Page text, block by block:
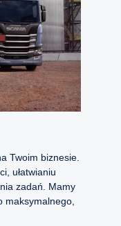
Twoim biznesie.
ułatwianiu
zadań. Mamy
maksymalnego,